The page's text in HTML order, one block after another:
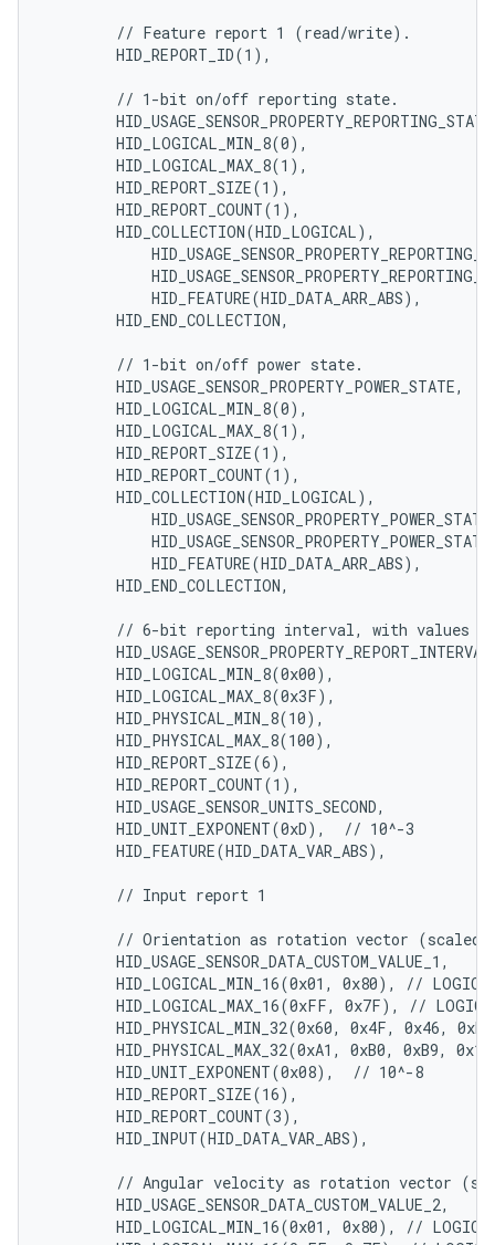
        // Feature report 1 (read/write).
        HID_REPORT_ID(1),
        // 1-bit on/off reporting state.
        HID_LOGICAL_MIN_8(0),
        HID_LOGICAL_MAX_8(1),
        HID_REPORT_SIZE(1),
        HID_REPORT_COUNT(1),
        HID_COLLECTION(HID_LOGICAL),
            HID_FEATURE(HID_DATA_ARR_ABS),
        HID_END_COLLECTION,
        // 1-bit on/off power state.
        HID_USAGE_SENSOR_PROPERTY_POWER_STATE,
        HID_LOGICAL_MIN_8(0),
        HID_LOGICAL_MAX_8(1),
        HID_REPORT_SIZE(1),
        HID_REPORT_COUNT(1),
        HID_COLLECTION(HID_LOGICAL),
            HID_FEATURE(HID_DATA_ARR_ABS),
        HID_END_COLLECTION,
// 6-bit reporting interval, with values
        HID_LOGICAL_MIN_8(0x00),
        HID_LOGICAL_MAX_8(0x3F),
        HID_PHYSICAL_MIN_8(10),
        HID_PHYSICAL_MAX_8(100),
        HID_REPORT_SIZE(6),
        HID_REPORT_COUNT(1),
        HID_USAGE_SENSOR_UNITS_SECOND,
        HID_UNIT_EXPONENT(0xD),  // 10^-3
        HID_FEATURE(HID_DATA_VAR_ABS),
        // Input report 1
// Orientation as rotation vector (scaled
        HID_USAGE_SENSOR_DATA_CUSTOM_VALUE_1,
HID_LOGICAL_MIN_16(0x01, 0x80), //
HID_LOGICAL_MAX_16(0xFF, 0x7F), //
HID_PHYSICAL_MIN_32(0x60, 0x4F, 0x46,
HID_PHYSICAL_MAX_32(0xA1, 0xB0, 0xB9,
        HID_UNIT_EXPONENT(0x08),  // 10^-8
        HID_REPORT_SIZE(16),
        HID_REPORT_COUNT(3),
        HID_INPUT(HID_DATA_VAR_ABS),
// Angular velocity as rotation vector
        HID_USAGE_SENSOR_DATA_CUSTOM_VALUE_2,
HID_LOGICAL_MIN_16(0x01, 0x80), //